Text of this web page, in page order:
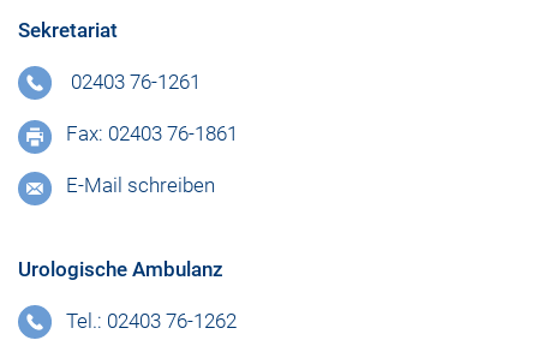
Sekretariat
02403 76-1261
Fax: 02403 76-1861
E-Mail schreiben
Urologische Ambulanz
Tel.: 02403 76-1262